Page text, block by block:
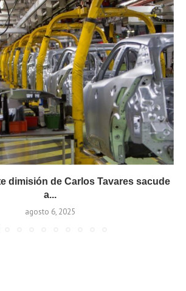
dimisión de Carlos Tavares sacude
a...
agosto 6, 2025